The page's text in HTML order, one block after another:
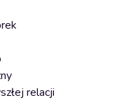
relacji